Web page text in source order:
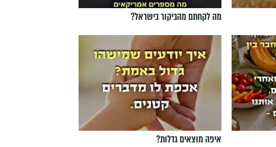
מה לקחתם מהביקור בישראל?
איפה מוצאים גדלות?